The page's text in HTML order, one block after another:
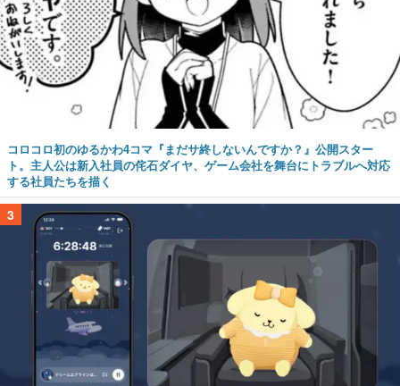
コロコロ初のゆるかわ4コマ『まだサ終しないんですか？』公開スター
ト。主人公は新入社員の侘石ダイヤ、ゲーム会社を舞台にトラブルへ対応
する社員たちを描く
3